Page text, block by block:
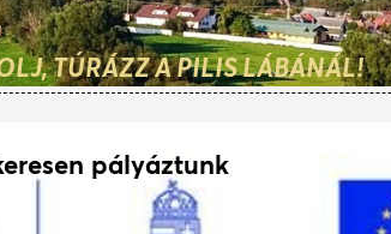
TÚRÁZZ A PILIS LÁBÁNÁL!
pályáztunk